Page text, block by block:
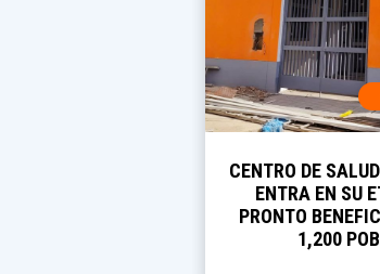
CENTRO DE
ENTRA EN SU
PRONTO
1,200